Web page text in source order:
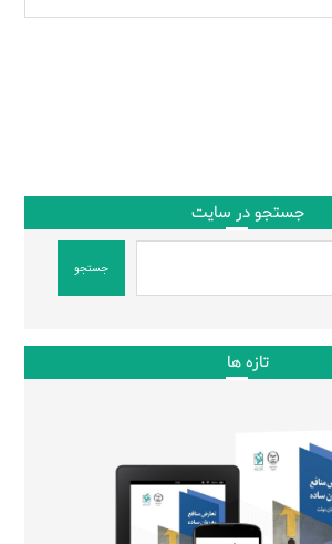
جستجو در سایت
جستجو
تازه ها